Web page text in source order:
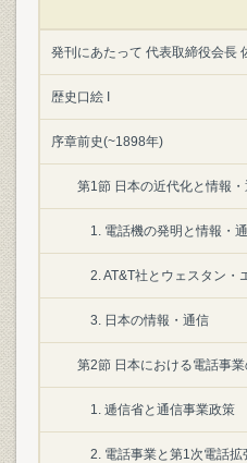
発刊にあたって 代表取締役会長
歴史口絵 I
序章前史(~1898年)
第1節 日本の近代化と情報
1. 電話機の発明と情報・
2. AT&T社とウェスタン・
3. 日本の情報・通信
第2節 日本における電話事業
1. 逓信省と通信事業政策
2. 電話事業と第1次電話拡